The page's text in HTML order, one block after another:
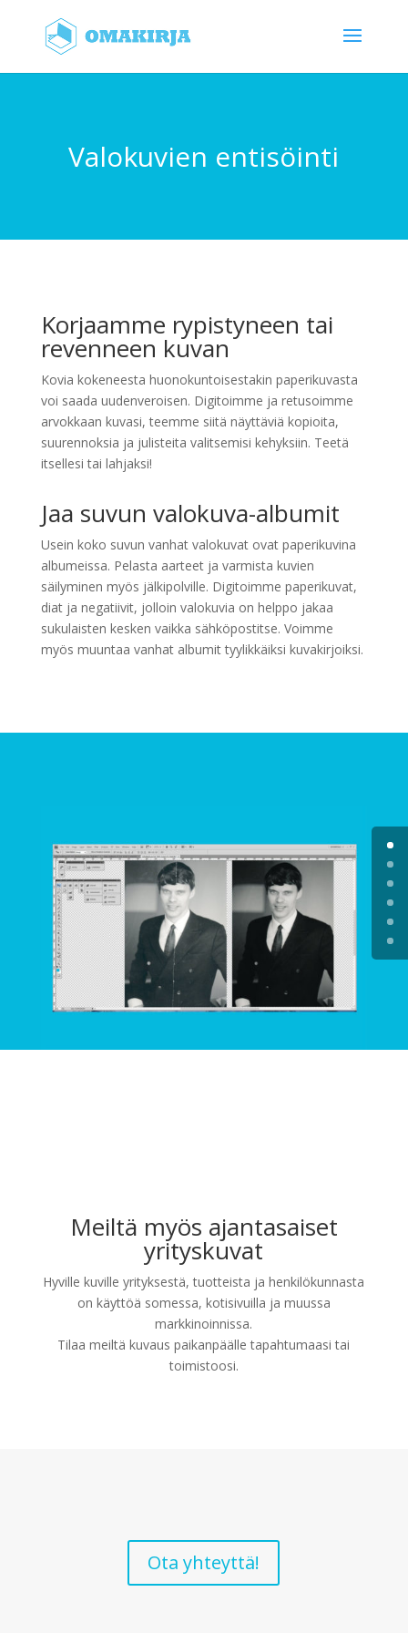
Valokuvien entisöinti
Korjaamme rypistyneen tai
revenneen kuvan
Kovia kokeneesta huonokuntoisestakin paperikuvasta
voi saada uudenveroisen. Digitoimme ja retusoimme
arvokkaan kuvasi, teemme siitä näyttäviä kopioita,
suurennoksia ja julisteita valitsemisi kehyksiin. Teetä
itsellesi tai lahjaksi!
Jaa suvun valokuva-albumit
Usein koko suvun vanhat valokuvat ovat paperikuvina
albumeissa. Pelasta aarteet ja varmista kuvien
säilyminen myös jälkipolville. Digitoimme paperikuvat,
diat ja negatiivit, jolloin valokuvia on helppo jakaa
sukulaisten kesken vaikka sähköpostitse. Voimme
myös muuntaa vanhat albumit tyylikkäiksi kuvakirjoiksi.
Meiltä myös ajantasaiset
yrityskuvat
Hyville kuville yrityksestä, tuotteista ja henkilökunnasta
on käyttöä somessa, kotisivuilla ja muussa
markkinoinnissa.
Tilaa meiltä kuvaus paikanpäälle tapahtumaasi tai
toimistoosi.
Ota yhteyttä!